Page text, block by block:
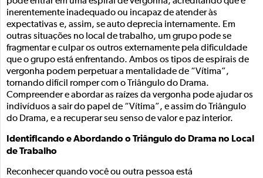
inerentemente inadequado ou incapaz de atender às
expectativas e, assim, se auto deprecia internamente. Em
outras situações no local de trabalho, um grupo pode se
fragmentar e culpar os outros externamente pela dificuldade
que o grupo está enfrentando. Ambos os tipos de espirais de
vergonha podem perpetuar a mentalidade de “Vítima”,
tornando difícil romper com o Triângulo do Drama.
Compreender e abordar as raízes da vergonha pode ajudar os
indivíduos a sair do papel de “Vítima”, e assim do Triângulo
do Drama, e a recuperar seu senso de valor e paz interior.
Identificando e Abordando o Triângulo do Drama no Local
de Trabalho
Reconhecer quando você ou outra pessoa está